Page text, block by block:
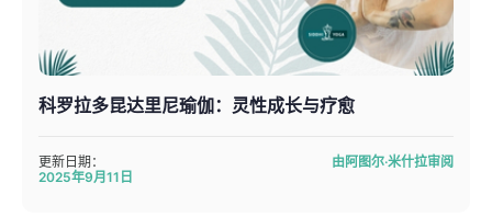
科罗拉多昆达里尼瑜伽：灵性成长与疗愈
更新日期：
2025年9月11日
由阿图尔·米什拉审阅